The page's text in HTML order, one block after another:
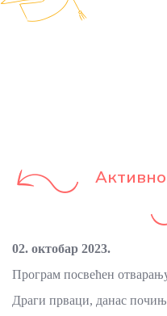
02. октобар 2023.
Програм посвећен
Драги прваци, данас